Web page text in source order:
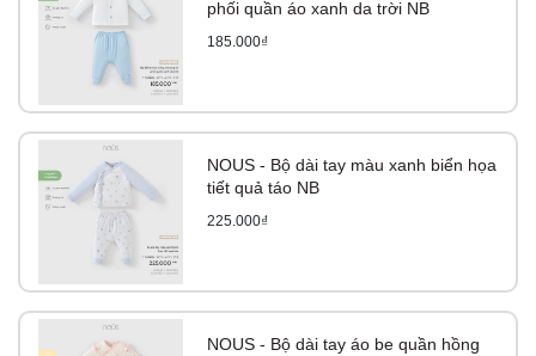
phối quần áo xanh da trời NB
185.000₫
NOUS - Bộ dài tay màu xanh biển họa
tiết quả táo NB
225.000₫
NOUS - Bộ dài tay áo be quần hồng